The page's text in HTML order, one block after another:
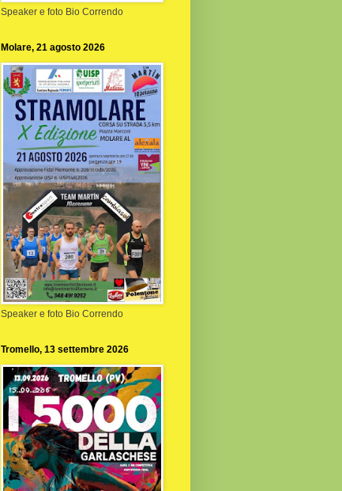
Speaker e foto Bio Correndo
Molare, 21 agosto 2026
Speaker e foto Bio Correndo
Tromello, 13 settembre 2026